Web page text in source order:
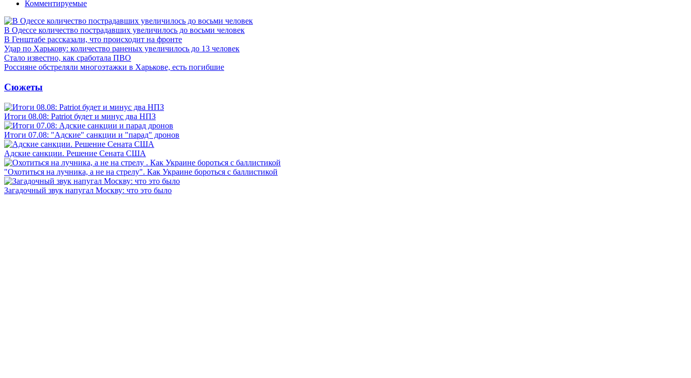
Комментируемые
В Одессе количество пострадавших увеличилось до восьми человек
В Генштабе рассказали, что происходит на фронте
Удар по Харькову: количество раненых увеличилось до 13 человек
Стало известно, как сработала ПВО
Россияне обстреляли многоэтажки в Харькове, есть погибшие
Сюжеты
Итоги 08.08: Patriot будет и минус два НПЗ
Итоги 07.08: "Адские" санкции и "парад" дронов
Адские санкции. Решение Сената США
"Охотиться на лучника, а не на стрелу". Как Украине бороться с баллистикой
Загадочный звук напугал Москву: что это было